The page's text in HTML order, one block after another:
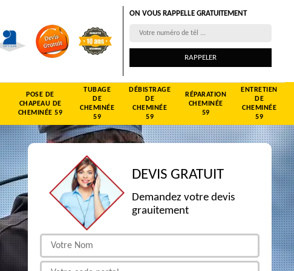
ON VOUS RAPPELLE GRATUITEMENT
POSE DE
CHAPEAU DE
CHEMINÉE 59
TUBAGE
DE
CHEMINÉE
59
DÉBISTRAGE
DE
CHEMINÉE
59
RÉPARATION
CHEMINÉE
59
ENTRETIEN
DE
CHEMINÉE
59
DEVIS GRATUIT
Demandez votre devis
grauitement